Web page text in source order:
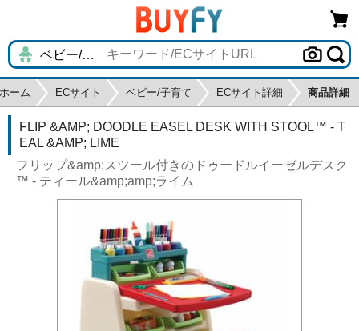
ホーム ECサイト ベビー/子育て ECサイト詳細 商品詳細
FLIP &AMP; DOODLE EASEL DESK WITH STOOL™ - T
EAL &AMP; LIME
フリップ&amp;スツール付きのドゥードルイーゼルデスク
™ - ティール&amp;amp;ライム